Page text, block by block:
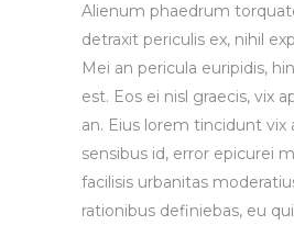
Alienum phaedrum
detraxit periculis ex, nihil
Mei an pericula euripidis,
est. Eos ei nisl graecis, vix
an. Eius lorem tincidunt vix
sensibus id, error epicurei
facilisis urbanitas
rationibus definiebas, eu